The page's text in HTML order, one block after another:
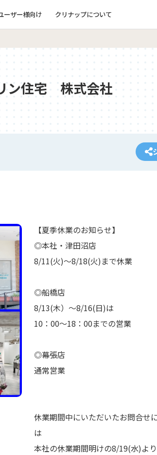
ーザー様向け クリナップについて
ン住宅 株式会社
【夏季休業のお知らせ】
◎本社・津田沼店
8/11(火)～8/18(火)まで休業
◎船橋店
8/13(木）～8/16(日)は
10：00～18：00までの営業
◎幕張店
通常営業
休業期間中にいただいたお問合せ
は
本社の休業期間明けの8/19(水)より